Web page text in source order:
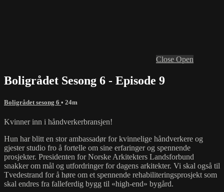
Close Open
Boligrådet Sesong 6 - Episode 9
Boligrådet sesong 6 • 24m
Kvinner inn i håndverkerbransjen!
Hun har blitt en stor ambassadør for kvinnelige håndverkere og
gjester studio fro å fortelle om sine erfaringer og spennende
prosjekter. Presidenten for Norske Arkitekters Landsforbund
snakker om mål og utfordringer for dagens arkitekter. Vi skal også til
Tvedestrand for å høre om et spennende rehabiliteringsprosjekt som
skal endres fra falleferdig bygg til «high-end» bygård.